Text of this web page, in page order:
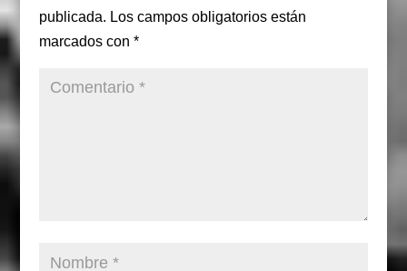
publicada. Los campos obligatorios están
marcados con *